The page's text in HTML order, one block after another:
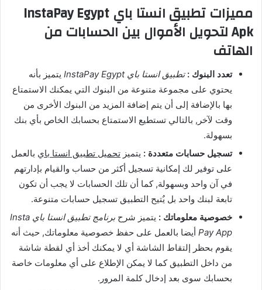
مميزات تطبيق انستا باي InstaPay Egypt
Apk لتحويل الأموال بين الحسابات من
الهاتف
تعدد البنوك : تطبيق انستا باي InstaPay Egypt
يتميز بأنه
يحتوي على مجموعة متنوعة من البنوك التي يمكنك الاستمتاع
بها بالإضافة إلى أن يتم إضافة المزيد من البنوك الأخرى من
وقت لآخر, بالتالي تستطيع الاستمتاع بحسابك الخاص بأي بنك
بسهولة.
تسجيل حسابات متعددة : يتميز تحميل تطبيق انستا باي بالعمل
على توفير لك إمكانية تسجيل أكثر من حساب والقيام بإدارتهم
في آن واحد وبسهولة, كما أن تلك الحسابات لا يجب أن تكون
تابعة لبنك واحد بل يٌتيح التطبيق تسجيل حسابات متنوعة.
خصوصية معلوماتك : يتميز شرح
برنامج تطبيق انستا باي Insta
Pay App أيضا بالعمل على حفظ خصوصية معلوماتك, حيث أنه
يقوم بحظر إلتقاط الشاشة أي لا يمكنك أخذ أي لقطة شاشة
من داخل التطبيق كما لا يمكن الإطلاع على أي معلومات خاصة
بحسابك سوى بعد إدخال كلمة المرور.